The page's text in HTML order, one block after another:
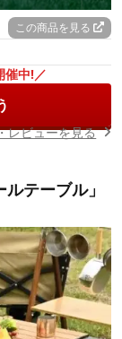
この商品を見る
催中!／
レビューを見る
テーブル」